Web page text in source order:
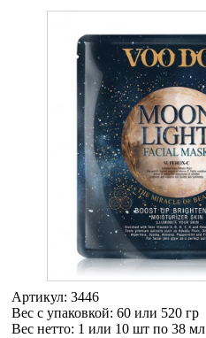
Артикул: 3446
Вес с упаковкой: 60 или 520 гр
Вес нетто: 1 или 10 шт по 38 мл